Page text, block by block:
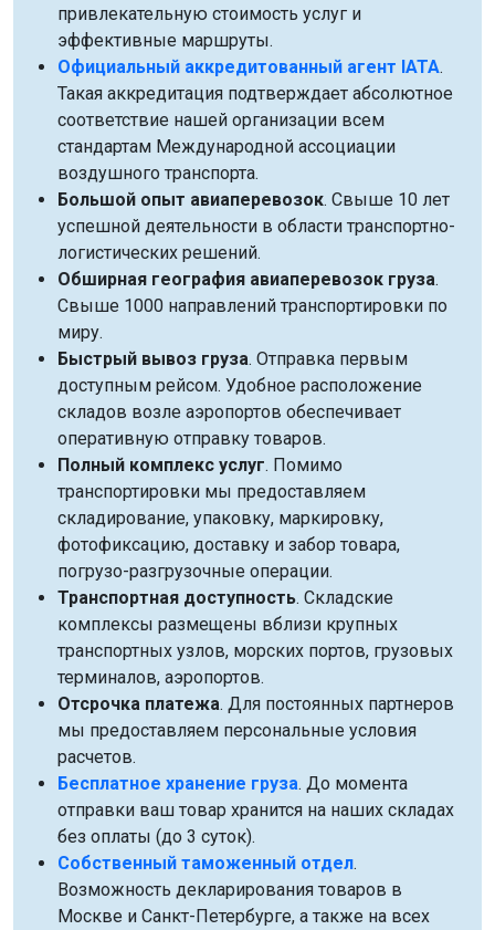
привлекательную стоимость услуг и
эффективные маршруты.
Официальный аккредитованный агент IATA.
Такая аккредитация подтверждает абсолютное
соответствие нашей организации всем
стандартам Международной ассоциации
воздушного транспорта.
Большой опыт авиаперевозок. Свыше 10 лет
успешной деятельности в области транспортно-
логистических решений.
Обширная география авиаперевозок груза.
Свыше 1000 направлений транспортировки по
миру.
Быстрый вывоз груза. Отправка первым
доступным рейсом. Удобное расположение
складов возле аэропортов обеспечивает
оперативную отправку товаров.
Полный комплекс услуг. Помимо
транспортировки мы предоставляем
складирование, упаковку, маркировку,
фотофиксацию, доставку и забор товара,
погрузо-разгрузочные операции.
Транспортная доступность. Складские
комплексы размещены вблизи крупных
транспортных узлов, морских портов, грузовых
терминалов, аэропортов.
Отсрочка платежа. Для постоянных партнеров
мы предоставляем персональные условия
расчетов.
Бесплатное хранение груза. До момента
отправки ваш товар хранится на наших складах
без оплаты (до 3 суток).
Собственный таможенный отдел.
Возможность декларирования товаров в
Москве и Санкт-Петербурге, а также на всех